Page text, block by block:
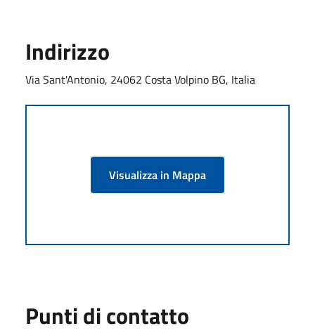
Indirizzo
Via Sant'Antonio, 24062 Costa Volpino BG, Italia
Visualizza in Mappa
Punti di contatto